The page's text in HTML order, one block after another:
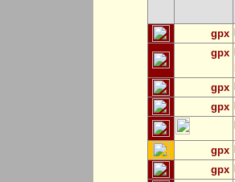
gpx
gpx
gpx
gpx
gpx
gpx